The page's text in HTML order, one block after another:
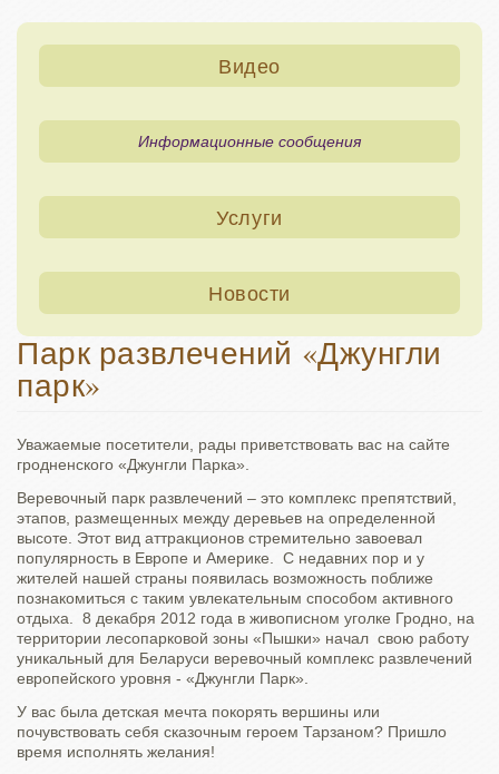
Видео
Информационные сообщения
Услуги
Новости
Парк развлечений «Джунгли
парк»
Уважаемые посетители, рады приветствовать вас на сайте
гродненского «Джунгли Парка».
Веревочный парк развлечений – это комплекс препятствий,
этапов, размещенных между деревьев на определенной
высоте. Этот вид аттракционов стремительно завоевал
популярность в Европе и Америке. С недавних пор и у
жителей нашей страны появилась возможность поближе
познакомиться с таким увлекательным способом активного
отдыха. 8 декабря 2012 года в живописном уголке Гродно, на
территории лесопарковой зоны «Пышки» начал свою работу
уникальный для Беларуси веревочный комплекс развлечений
европейского уровня - «Джунгли Парк».
У вас была детская мечта покорять вершины или
почувствовать себя сказочным героем Тарзаном? Пришло
время исполнять желания!